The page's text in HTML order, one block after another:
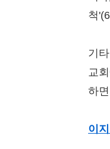
척
기
교
하
이